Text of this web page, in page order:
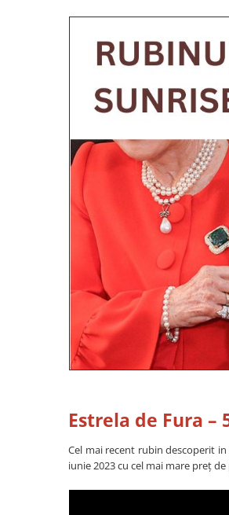
Estrela de Fura –
Cel mai recent rubin descoperit
iunie 2023 cu cel mai mare preț